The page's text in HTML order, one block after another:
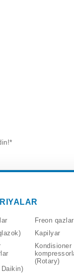
Freon qazlar
Kapilyar
Kondisioner
(Rotary)